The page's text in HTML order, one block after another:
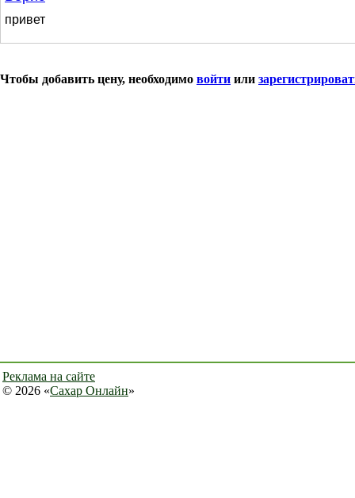
привет
Чтобы добавить цену, необходимо войти или
Реклама на сайте
© 2026 «Сахар Онлайн»